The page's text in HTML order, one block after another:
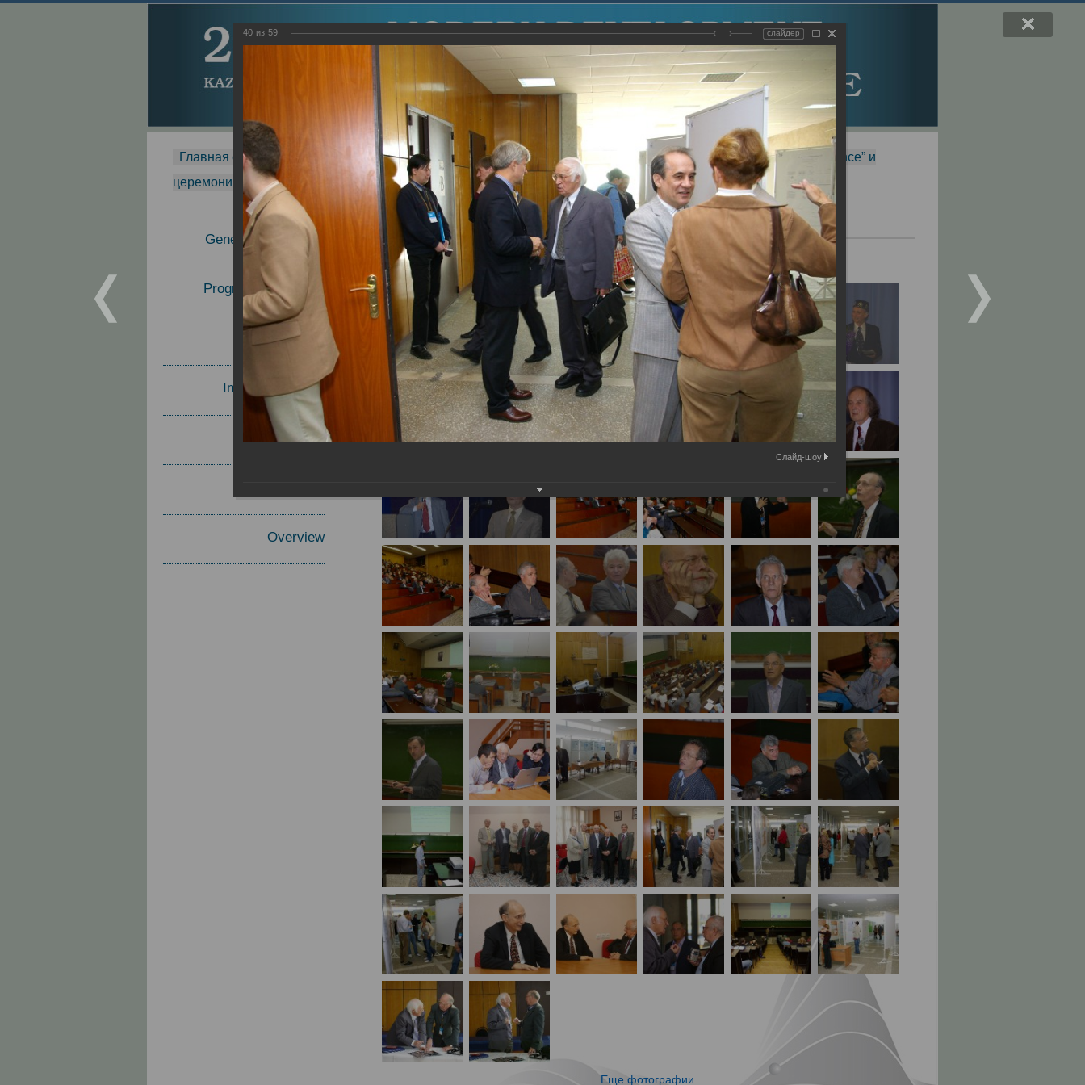
Главная страница 2014 - Международная конференция “Modern Development of Magnetic Resonance” и
церемонии вручения премии Zavoisky Award
2007 г.
General Information
Program Committee
Topics
Invited Speakers
Materials
Overview
Report
2007 г.
Еще фотографии
40 из 59 слайдер
Слайд-шоу: